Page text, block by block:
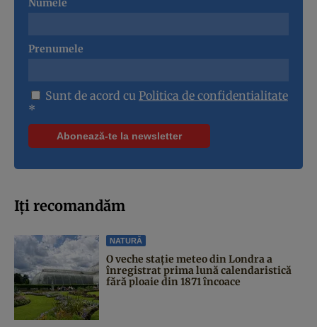
Numele
Prenumele
Sunt de acord cu Politica de confidentialitate
*
Iți recomandăm
NATURĂ
O veche stație meteo din Londra a
înregistrat prima lună calendaristică
fără ploaie din 1871 încoace